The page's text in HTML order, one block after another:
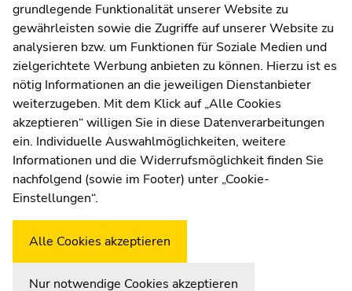
Moodle
UNIGRAZonline
Impressum
Datenschutzerklärung
Cookie-Einstellungen
Barrierefreiheitserklärung
WetterstationUni Graz
grundlegende Funktionalität unserer Website zu
gewährleisten sowie die Zugriffe auf unserer Website zu
analysieren bzw. um Funktionen für Soziale Medien und
zielgerichtete Werbung anbieten zu können. Hierzu ist es
nötig Informationen an die jeweiligen Dienstanbieter
weiterzugeben. Mit dem Klick auf „Alle Cookies
akzeptieren“ willigen Sie in diese Datenverarbeitungen
ein. Individuelle Auswahlmöglichkeiten, weitere
Informationen und die Widerrufsmöglichkeit finden Sie
nachfolgend (sowie im Footer) unter „Cookie-
Einstellungen“.
Alle Cookies akzeptieren
Nur notwendige Cookies akzeptieren